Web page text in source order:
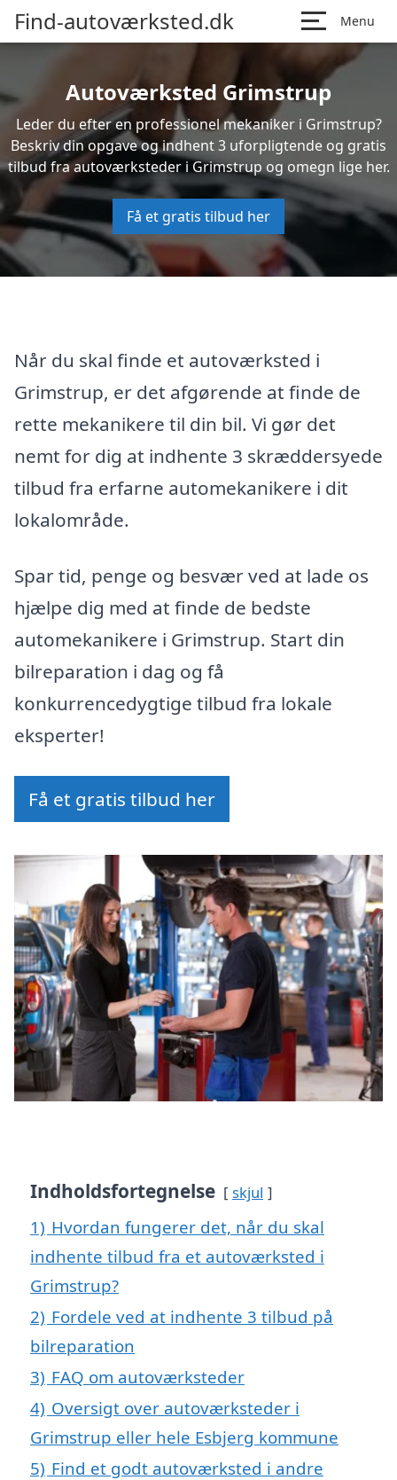
Find-autoværksted.dk Menu
Autoværksted Grimstrup
Leder du efter en professionel mekaniker i Grimstrup?
Beskriv din opgave og indhent 3 uforpligtende og gratis
tilbud fra autoværksteder i Grimstrup og omegn lige her.
Få et gratis tilbud her
Når du skal finde et autoværksted i
Grimstrup, er det afgørende at finde de
rette mekanikere til din bil. Vi gør det
nemt for dig at indhente 3 skræddersyede
tilbud fra erfarne automekanikere i dit
lokalområde.
Spar tid, penge og besvær ved at lade os
hjælpe dig med at finde de bedste
automekanikere i Grimstrup. Start din
bilreparation i dag og få
konkurrencedygtige tilbud fra lokale
eksperter!
Få et gratis tilbud her
Indholdsfortegnelse skjul
1) Hvordan fungerer det, når du skal
indhente tilbud fra et autoværksted i
Grimstrup?
2) Fordele ved at indhente 3 tilbud på
bilreparation
3) FAQ om autoværksteder
4) Oversigt over autoværksteder i
Grimstrup eller hele Esbjerg kommune
5) Find et godt autoværksted i andre